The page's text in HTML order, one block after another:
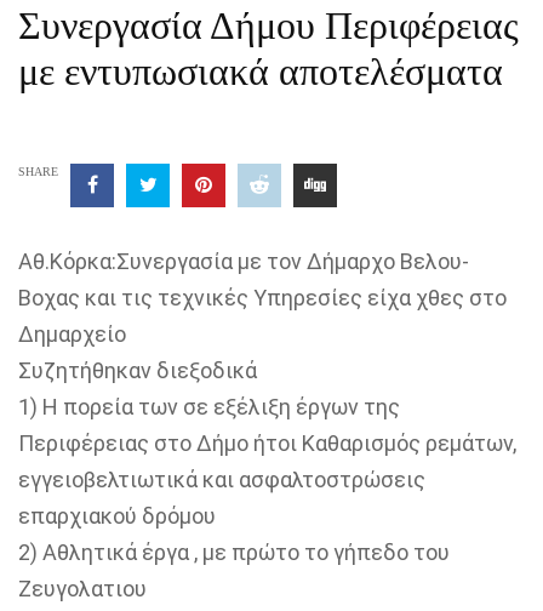
Συνεργασία Δήμου Περιφέρειας
με εντυπωσιακά αποτελέσματα
SHARE
Αθ.Κόρκα:Συνεργασία με τον Δήμαρχο Βελου-
Βοχας και τις τεχνικές Υπηρεσίες είχα χθες στο
Δημαρχείο
Συζητήθηκαν διεξοδικά
1) Η πορεία των σε εξέλιξη έργων της
Περιφέρειας στο Δήμο ήτοι Καθαρισμός ρεμάτων,
εγγειοβελτιωτικά και ασφαλτοστρώσεις
επαρχιακού δρόμου
2) Αθλητικά έργα , με πρώτο το γήπεδο του
Ζευγολατιου